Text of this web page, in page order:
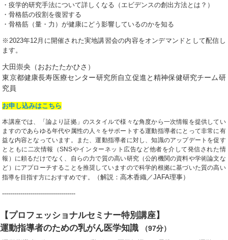
・疫学的研究手法について詳しくなる（エビデンスの創出方法とは？）
・骨格筋の役割を復習する
・骨格筋（量・力）が健康にどう影響しているのかを知る
※2023年12月に開催された実地講習会の内容をオンデマンドとして配信し
ます。
大田崇央（おおたたかひさ）
東京都健康長寿医療センター研究所自立促進と精神保健研究チーム研
究員
お申し込みはこちら
本講座では、「論より証拠」のスタイルで様々な角度から一次情報を提供してい
ますのであらゆる年代や属性の人々をサポートする運動指導者にとって非常に有
益な内容となっています。また、運動指導者に対し、知識のアップデートを促す
とともに二次情報（SNSやインターネット広告など他者を介して発信された情
報）に頼るだけでなく、自らの力で質の高い研究（公的機関の資料や学術論文な
ど）にアプローチすることを推奨していますので科学的根拠に基づいた質の高い
指導を目指す方におすすめです。
（解説：高木香織／JAFA理事）
------------------------------------
【プロフェッショナルセミナー特別講座】
運動指導者のための乳がん医学知識
（97分）